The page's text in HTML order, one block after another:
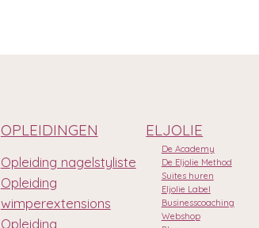
De Academy
De Eljolie Method
Suites huren
Eljolie Label
Businesscoaching
Webshop
ELJOLIE
Opleiding nagelstyliste
Opleiding
wimperextensions
Opleiding
OPLEIDINGEN